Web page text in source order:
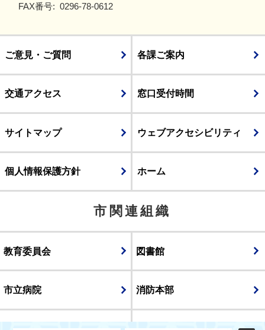
FAX番号: 0296-78-0612
ご意見・ご質問 各課ご案内
交通アクセス 窓口受付時間
サイトマップ ウェブアクセシビリティ
個人情報保護方針 ホーム
市関連組織
教育委員会 図書館
市立病院 消防本部